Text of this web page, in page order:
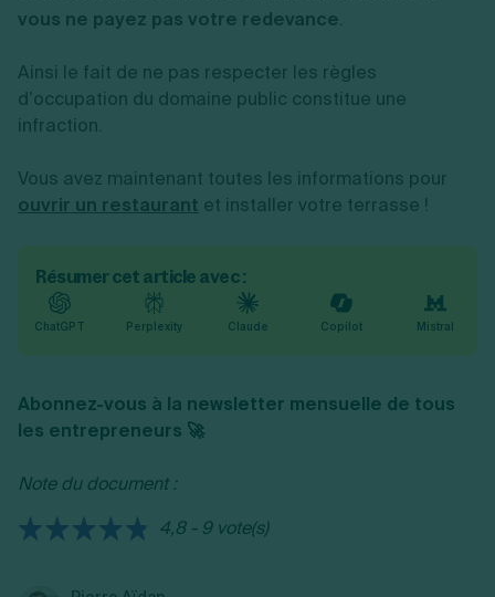
vous ne payez pas votre redevance.
Ainsi le fait de ne pas respecter les règles
d’occupation du domaine public constitue une
infraction.
Vous avez maintenant toutes les informations pour
ouvrir un restaurant et installer votre terrasse !
Résumer cet article avec :
ChatGPT Perplexity Claude Copilot Mistral
Abonnez-vous à la newsletter mensuelle de tous
les entrepreneurs 🚀
Note du document :
4,8 - 9 vote(s)